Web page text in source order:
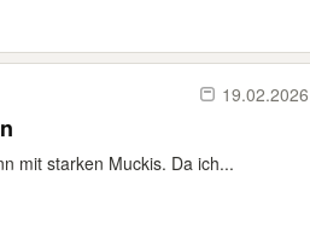
19.02.2026
mit starken Muckis. Da ich...